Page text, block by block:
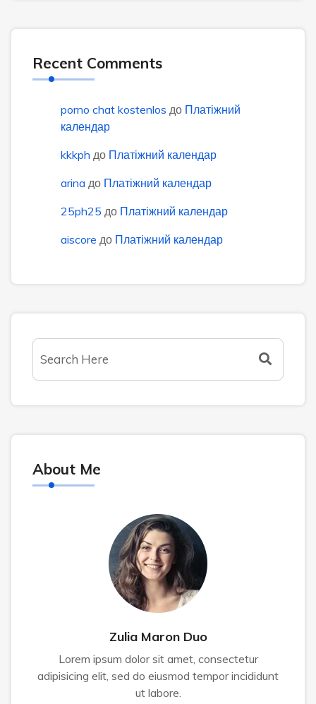
Recent Comments
porno chat kostenlos до Платіжний
календар
kkkph до Платіжний календар
arina до Платіжний календар
25ph25 до Платіжний календар
aiscore до Платіжний календар
About Me
Zulia Maron Duo
Lorem ipsum dolor sit amet, consectetur
adipisicing elit, sed do eiusmod tempor incididunt
ut labore.